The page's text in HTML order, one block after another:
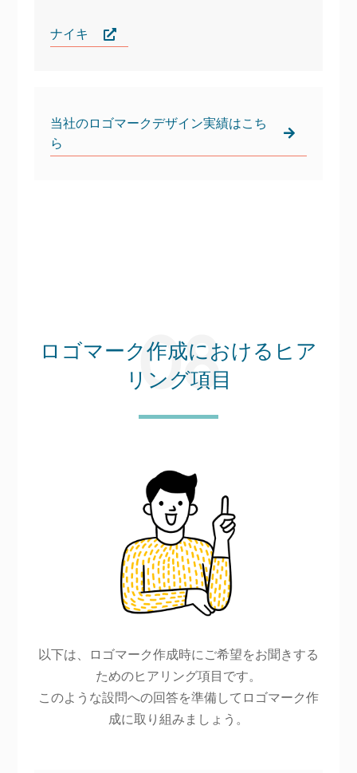
ロゴマーク作成におけるヒア
リング項目
以下は、ロゴマーク作成時にご希望をお聞きする
ためのヒアリング項目です。
このような設問への回答を準備してロゴマーク作
成に取り組みましょう。
ナイキ
当社のロゴマークデザイン実績はこち
ら